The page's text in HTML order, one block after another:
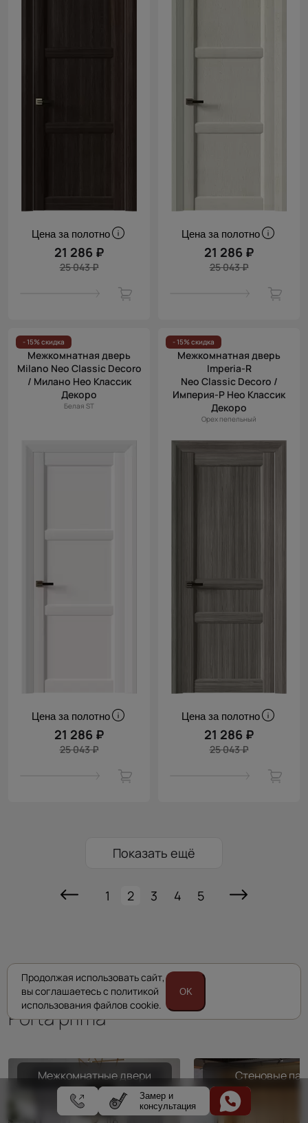
Цена за полотно
21 286 ₽
25 043 ₽
Цена за полотно
21 286 ₽
25 043 ₽
- 15% скидка
Межкомнатная дверь
Milano Neo Classic Decoro
/ Милано Нео Классик
Декоро
Белая ST
Цена за полотно
21 286 ₽
25 043 ₽
- 15% скидка
Межкомнатная дверь
Imperia-R
Neo Classic Decoro /
Империя-Р Нео Классик
Декоро
Орех пепельный
Цена за полотно
21 286 ₽
25 043 ₽
Показать ещё
1 2 3 4 5
Комплексные решения
Porta prima
Межкомнатные двери Стеновые
Замер и
консультация
Продолжая использовать сайт,
вы соглашаетесь с политикой
использования файлов cookie.
OK